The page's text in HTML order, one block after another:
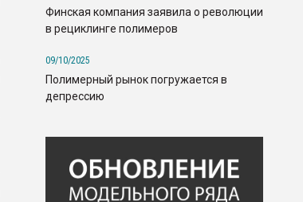
Финская компания заявила о революции
в рециклинге полимеров
09/10/2025
Полимерный рынок погружается в
депрессию